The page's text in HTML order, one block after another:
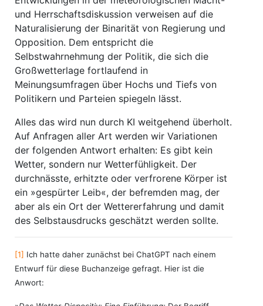
und Herrschaftsdiskussion verweisen auf die
Naturalisierung der Binarität von Regierung und
Opposition. Dem entspricht die
Selbstwahrnehmung der Politik, die sich die
Großwetterlage fortlaufend in
Meinungsumfragen über Hochs und Tiefs von
Politikern und Parteien spiegeln lässt.
Alles das wird nun durch KI weitgehend überholt.
Auf Anfragen aller Art werden wir Variationen
der folgenden Antwort erhalten: Es gibt kein
Wetter, sondern nur Wetterfühligkeit. Der
durchnässte, erhitzte oder verfrorene Körper ist
ein »gespürter Leib«, der befremden mag, der
aber als ein Ort der Wettererfahrung und damit
des Selbstausdrucks geschätzt werden sollte.
[1] Ich hatte daher zunächst bei ChatGPT nach einem
Entwurf für diese Buchanzeige gefragt. Hier ist die
Anwort: